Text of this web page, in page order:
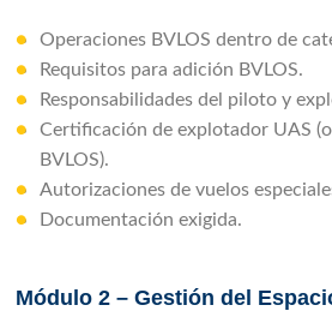
Operaciones BVLOS dentro de
Requisitos para adición BVLOS.
Responsabilidades del piloto y
Certificación de explotador UAS
BVLOS).
Autorizaciones de vuelos
Documentación exigida.
Módulo 2 – Gestión del